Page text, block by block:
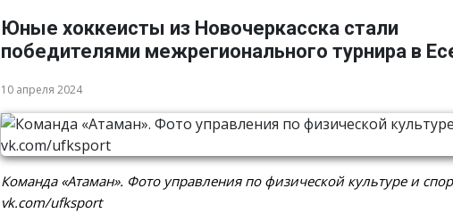
Юные хоккеисты из Новочеркасска стали
победителями межрегионального турнира в
10 апреля 2024
Команда «Атаман». Фото управления по физической культуре и
vk.com/ufksport